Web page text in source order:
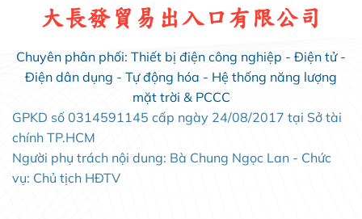
大長發貿易出入口有限公司
Chuyên phân phối: Thiết bị điện công nghiệp - Điện tử -
Điện dân dụng - Tự động hóa - Hệ thống năng lượng
mặt trời & PCCC
GPKD số 0314591145 cấp ngày 24/08/2017 tại Sở tài
chính TP.HCM
Người phụ trách nội dung: Bà Chung Ngọc Lan - Chức
vụ: Chủ tịch HĐTV